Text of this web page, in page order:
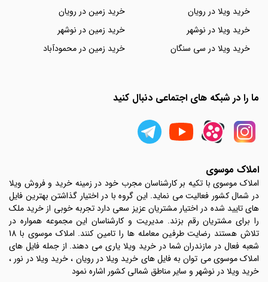
خرید ویلا در رویان
خرید ویلا در نوشهر
خرید ویلا در سی سنگان
خرید زمین در رویان
خرید زمین در نوشهر
خرید زمین در محمودآباد
ما را در شبکه های اجتماعی دنبال کنید
املاک موسوی
املاک موسوی با تکیه بر کارشناسان مجرب خود در زمینه خرید و فروش ویلا
در شمال کشور فعالیت می نماید. این گروه با در اختیار گذاشتن بهترین فایل
های تایید شده در اختیار مشتریان عزیز سعی دارد تجربه خوبی از خرید ملک
را برای مشتریان رقم بزند. مدیریت و کارشناسان این مجموعه همواره در
تلاش هستند رضایت طرفین معامله ها را تامین کنند. املاک موسوی با 18
شعبه فعال در مازندران شما در خرید ویلا یاری می دهند. از جمله فایل های
املاک موسوی می توان به فایل های خرید ویلا در رویان ، خرید ویلا در نور ،
خرید ویلا در نوشهر و سایر مناطق شمالی کشور اشاره نمود